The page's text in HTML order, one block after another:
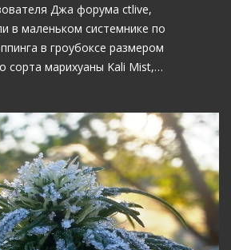
Джа форума ctlive,
в маленьком системнике по
в гроубоксе размером
сорта марихуаны Kali Mist,…